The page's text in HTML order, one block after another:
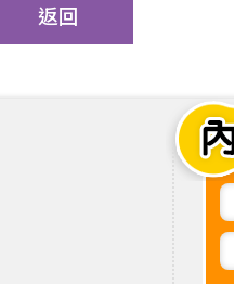
返回